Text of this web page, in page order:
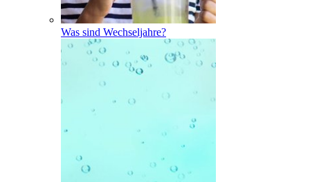
Was sind Wechseljahre?